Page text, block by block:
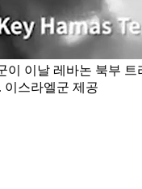
이 이날 레바논 북부
이스라엘군 제공